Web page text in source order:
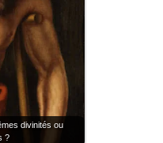
divinités ou
?